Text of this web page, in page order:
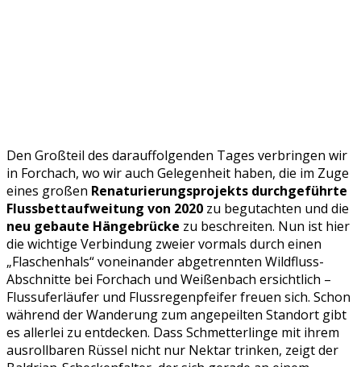
Den Großteil des darauffolgenden Tages verbringen wir
in Forchach, wo wir auch Gelegenheit haben, die im Zuge
eines großen Renaturierungsprojekts durchgeführte
Flussbettaufweitung von 2020 zu begutachten und die
neu gebaute Hängebrücke zu beschreiten. Nun ist hier
die wichtige Verbindung zweier vormals durch einen
„Flaschenhals“ voneinander abgetrennten Wildfluss-
Abschnitte bei Forchach und Weißenbach ersichtlich –
Flussuferläufer und Flussregenpfeifer freuen sich. Schon
während der Wanderung zum angepeilten Standort gibt
es allerlei zu entdecken. Dass Schmetterlinge mit ihrem
ausrollbaren Rüssel nicht nur Nektar trinken, zeigt der